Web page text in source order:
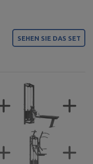
SEHEN SIE DAS SET